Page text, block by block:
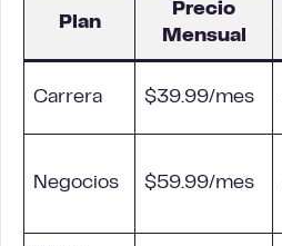
Plan
Precio
Mensual
Carrera $39.99/mes
Negocios $59.99/mes